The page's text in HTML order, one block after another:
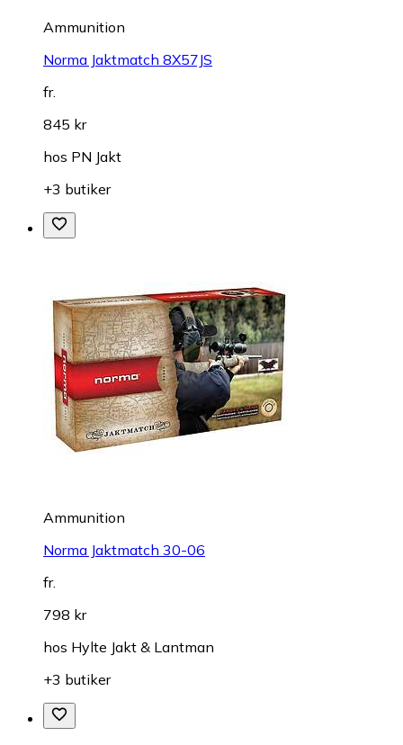
Ammunition
Norma Jaktmatch 8X57JS
fr.
845 kr
hos PN Jakt
+3 butiker
Ammunition
Norma Jaktmatch 30-06
fr.
798 kr
hos Hylte Jakt & Lantman
+3 butiker